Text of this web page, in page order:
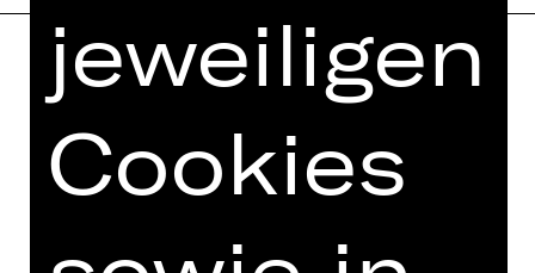
Home
Spielplan
Künstler*innen
Jobs
Interner Bereich
ZVB/L
jeweiligen
Cookies